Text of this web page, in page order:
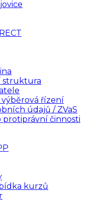
struktura
výběrová řízení
údajů / ZVaS
protiprávní činnosti
kurzů